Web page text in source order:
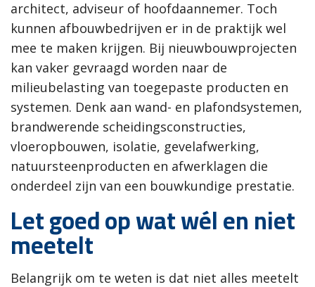
architect, adviseur of hoofdaannemer. Toch
kunnen afbouwbedrijven er in de praktijk wel
mee te maken krijgen. Bij nieuwbouwprojecten
kan vaker gevraagd worden naar de
milieubelasting van toegepaste producten en
systemen. Denk aan wand- en plafondsystemen,
brandwerende scheidingsconstructies,
vloeropbouwen, isolatie, gevelafwerking,
natuursteenproducten en afwerklagen die
onderdeel zijn van een bouwkundige prestatie.
Let goed op wat wél en niet
meetelt
Belangrijk om te weten is dat niet alles meetelt